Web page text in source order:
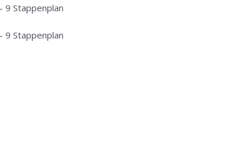
9 Stappenplan
9 Stappenplan